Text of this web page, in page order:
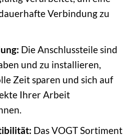
Verbindung zu
Die Anschlussteile sind
und zu installieren,
Zeit sparen und sich auf
Ihrer Arbeit
Das VOGT Sortiment